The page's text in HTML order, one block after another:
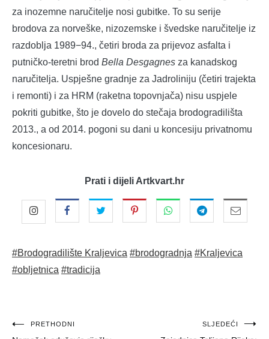
za inozemne naručitelje nosi gubitke. To su serije
brodova za norveške, nizozemske i švedske naručitelje iz
razdoblja 1989−94., četiri broda za prijevoz asfalta i
putničko-teretni brod Bella Desgagnes za kanadskog
naručitelja. Uspješne gradnje za Jadroliniju (četiri trajekta
i remonti) i za HRM (raketna topovnjača) nisu uspjele
pokriti gubitke, što je dovelo do stečaja brodogradilišta
2013., a od 2014. pogoni su dani u koncesiju privatnomu
koncesionaru.
Prati i dijeli Artkvart.hr
#Brodogradilište Kraljevica #brodogradnja #Kraljevica
#obljetnica #tradicija
Navigacija
PRETHODNI SLJEDEĆI